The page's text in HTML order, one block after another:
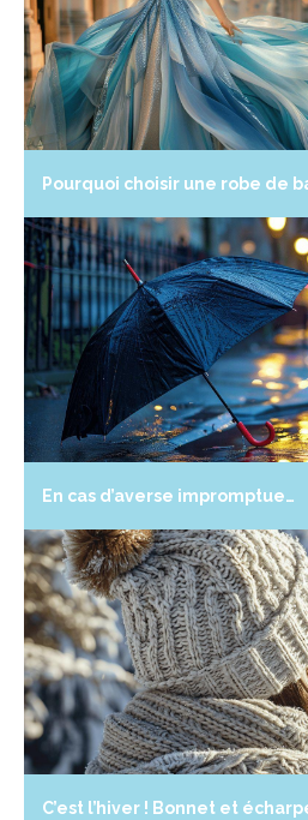
Pourquoi choisir une robe de
En cas d’averse impromptue…
C’est l’hiver ! Bonnet et